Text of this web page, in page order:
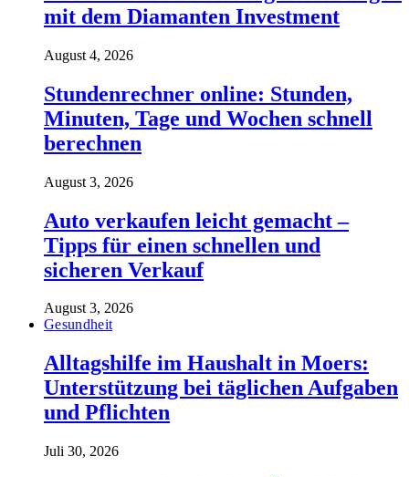
mit dem Diamanten Investment
August 4, 2026
Stundenrechner online: Stunden,
Minuten, Tage und Wochen schnell
berechnen
August 3, 2026
Auto verkaufen leicht gemacht –
Tipps für einen schnellen und
sicheren Verkauf
August 3, 2026
Gesundheit
Alltagshilfe im Haushalt in Moers:
Unterstützung bei täglichen Aufgaben
und Pflichten
Juli 30, 2026